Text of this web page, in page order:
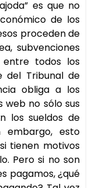
es que no
de los
proceden de
subvenciones
entre todos los
del Tribunal de
obliga a los
web no sólo sus
los sueldos de
embargo, esto
tienen motivos
Pero si no son
pagamos, ¿qué